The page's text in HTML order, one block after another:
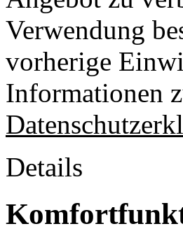
Verwendung
vorherige
Informationen
Details